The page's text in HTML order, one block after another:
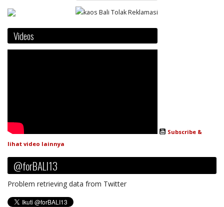
Videos
Subscribe &
lihat video lainnya
@forBALI13
Problem retrieving data from Twitter